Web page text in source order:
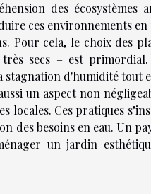
des écosystèmes
ces environnements
Pour cela, le choix des
secs – est
d'humidité tout
un aspect non
Ces pratiques
des besoins en eau. Un
un jardin